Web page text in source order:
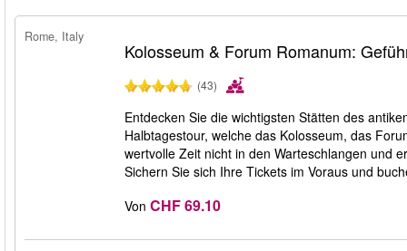
Rome, Italy
Kolosseum & Forum Romanum:
(43)
Entdecken Sie die wichtigsten Stätten des
Halbtagestour, welche das Kolosseum, das
wertvolle Zeit nicht in den Warteschlangen und
Sichern Sie sich Ihre Tickets im Voraus und
Von CHF 69.10